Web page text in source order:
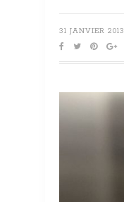
31 JANVIER 2013